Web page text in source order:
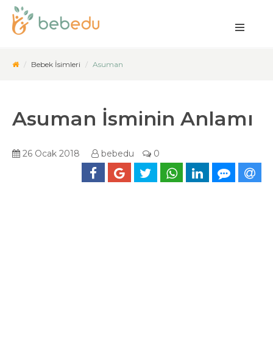
Bebek İsimleri Asuman
Asuman İsminin Anlamı
26 Ocak 2018 bebedu 0